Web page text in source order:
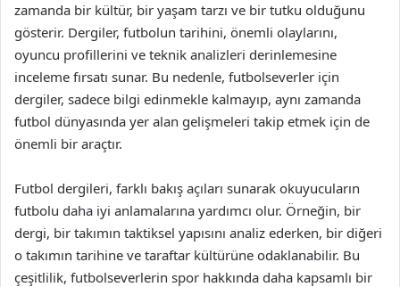
zamanda bir kültür, bir yaşam tarzı ve bir tutku olduğunu
gösterir. Dergiler, futbolun tarihini, önemli olaylarını,
oyuncu profillerini ve teknik analizleri derinlemesine
inceleme fırsatı sunar. Bu nedenle, futbolseverler için
dergiler, sadece bilgi edinmekle kalmayıp, aynı zamanda
futbol dünyasında yer alan gelişmeleri takip etmek için de
önemli bir araçtır.
Futbol dergileri, farklı bakış açıları sunarak okuyucuların
futbolu daha iyi anlamalarına yardımcı olur. Örneğin, bir
dergi, bir takımın taktiksel yapısını analiz ederken, bir diğeri
o takımın tarihine ve taraftar kültürüne odaklanabilir. Bu
çeşitlilik, futbolseverlerin spor hakkında daha kapsamlı bir